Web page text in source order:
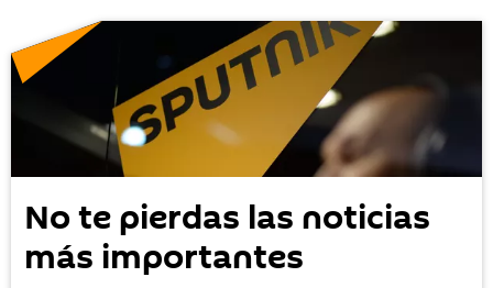
No te pierdas las noticias
más importantes